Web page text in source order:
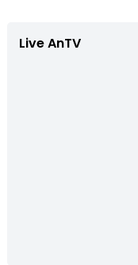
Live AnTV